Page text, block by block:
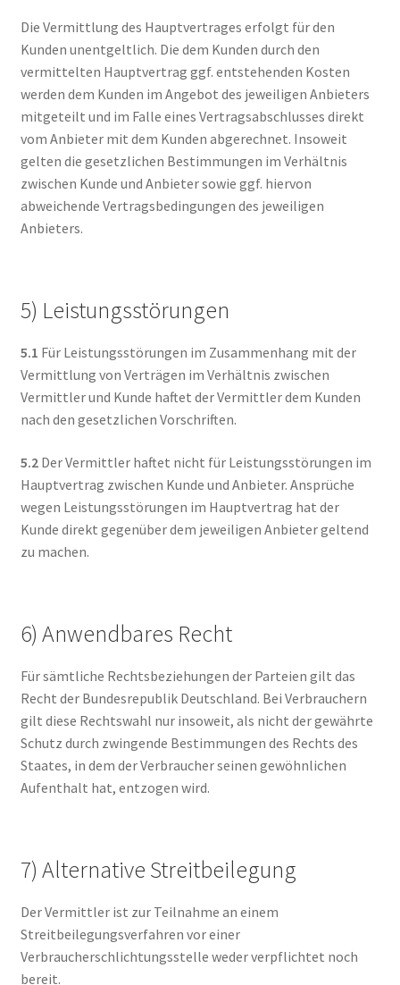
Die Vermittlung des Hauptvertrages erfolgt für den
Kunden unentgeltlich. Die dem Kunden durch den
vermittelten Hauptvertrag ggf. entstehenden Kosten
werden dem Kunden im Angebot des jeweiligen Anbieters
mitgeteilt und im Falle eines Vertragsabschlusses direkt
vom Anbieter mit dem Kunden abgerechnet. Insoweit
gelten die gesetzlichen Bestimmungen im Verhältnis
zwischen Kunde und Anbieter sowie ggf. hiervon
abweichende Vertragsbedingungen des jeweiligen
Anbieters.
5) Leistungsstörungen
5.1 Für Leistungsstörungen im Zusammenhang mit der
Vermittlung von Verträgen im Verhältnis zwischen
Vermittler und Kunde haftet der Vermittler dem Kunden
nach den gesetzlichen Vorschriften.
5.2Der Vermittler haftet nicht für Leistungsstörungen im
Hauptvertrag zwischen Kunde und Anbieter. Ansprüche
wegen Leistungsstörungen im Hauptvertrag hat der
Kunde direkt gegenüber dem jeweiligen Anbieter geltend
zu machen.
6) Anwendbares Recht
Für sämtliche Rechtsbeziehungen der Parteien gilt das
Recht der Bundesrepublik Deutschland. Bei Verbrauchern
gilt diese Rechtswahl nur insoweit, als nicht der gewährte
Schutz durch zwingende Bestimmungen des Rechts des
Staates, in dem der Verbraucher seinen gewöhnlichen
Aufenthalt hat, entzogen wird.
7) Alternative Streitbeilegung
Der Vermittler ist zur Teilnahme an einem
Streitbeilegungsverfahren vor einer
Verbraucherschlichtungsstelle weder verpflichtet noch
bereit.